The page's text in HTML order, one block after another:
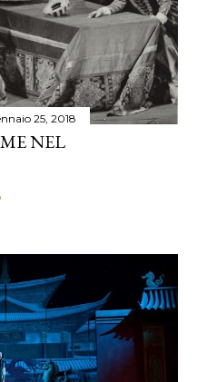
25, 2018
NEL